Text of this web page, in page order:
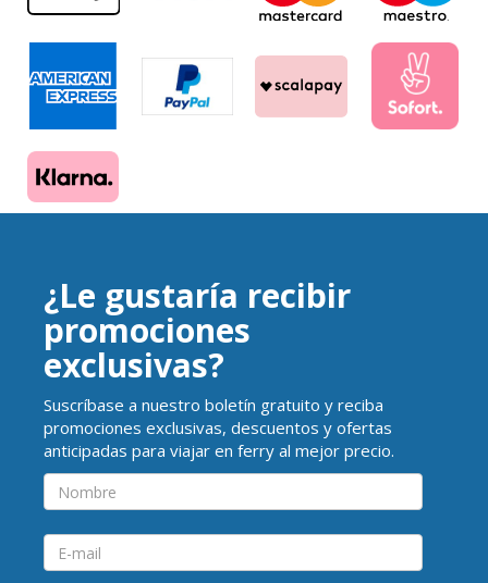
¿Le gustaría recibir
promociones
exclusivas?
Suscríbase a nuestro boletín gratuito y reciba
promociones exclusivas, descuentos y ofertas
anticipadas para viajar en ferry al mejor precio.